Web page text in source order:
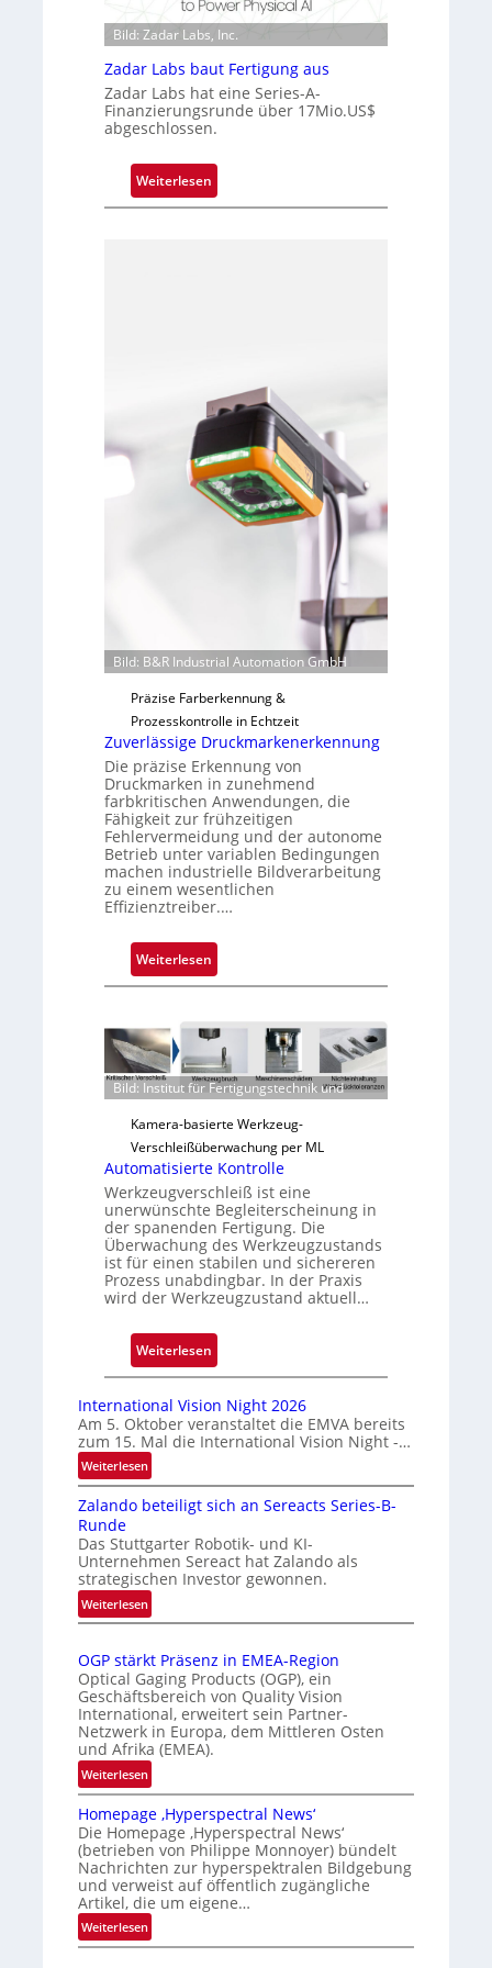
V
i
o
n
i
p
p
l
a
n
Ü
b
o
H
a
i
Bild: Zadar Labs, Inc.
Zadar Labs baut Fertigung aus
Zadar Labs hat eine Series-A-
Finanzierungsrunde über 17Mio.US$
abgeschlossen.
Weiterlesen:
Z
b
u
t
F
n
Bild: B&R Industrial Automation GmbH
Präzise Farberkennung &
Prozesskontrolle in Echtzeit
Zuverlässige Druckmarkenerkennung
Die präzise Erkennung von
Druckmarken in zunehmend
farbkritischen Anwendungen, die
Fähigkeit zur frühzeitigen
Fehlervermeidung und der autonome
Betrieb unter variablen Bedingungen
machen industrielle Bildverarbeitung
zu einem wesentlichen
Effizienztreiber.…
Weiterlesen:
Z
v
r
l
ä
s
s
i
g
e
D
r
u
k
m
r
k
n
e
r
k
e
n
n
g
Bild: Institut für Fertigungstechnik und
Kamera-basierte Werkzeug-
Verschleißüberwachung per ML
Automatisierte Kontrolle
Werkzeugverschleiß ist eine
unerwünschte Begleiterscheinung in
der spanenden Fertigung. Die
Überwachung des Werkzeugzustands
ist für einen stabilen und sichereren
Prozess unabdingbar. In der Praxis
wird der Werkzeugzustand aktuell…
Weiterlesen:
A
t
o
a
t
s
i
r
e
K
o
n
o
l
l
e
International Vision Night 2026
Am 5. Oktober veranstaltet die EMVA bereits
zum 15. Mal die International Vision Night -…
Weiterlesen:
I
n
e
r
n
a
o
n
a
l
V
i
s
i
o
n
N
i
g
h
Zalando beteiligt sich an Sereacts Series-B-
Runde
Das Stuttgarter Robotik- und KI-
Unternehmen Sereact hat Zalando als
strategischen Investor gewonnen.
Weiterlesen:
Z
l
a
n
d
o
b
e
t
e
i
l
i
g
t
OGP stärkt Präsenz in EMEA-Region
Optical Gaging Products (OGP), ein
Geschäftsbereich von Quality Vision
International, erweitert sein Partner-
Netzwerk in Europa, dem Mittleren Osten
und Afrika (EMEA).
Weiterlesen:
O
G
P
s
t
ä
r
k
Homepage ‚Hyperspectral News‘
Die Homepage ‚Hyperspectral News‘
(betrieben von Philippe Monnoyer) bündelt
Nachrichten zur hyperspektralen Bildgebung
und verweist auf öffentlich zugängliche
Artikel, die um eigene…
Weiterlesen:
H